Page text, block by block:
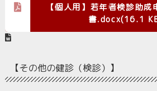
【個人用】若年者検診助成
書.docx(16.1
【その他の健診（検診）】